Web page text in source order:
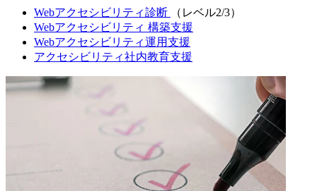
Webアクセシビリティ診断
（レベル2/3）
Webアクセシビリティ 構築支援
Webアクセシビリティ運用支援
アクセシビリティ社内教育支援